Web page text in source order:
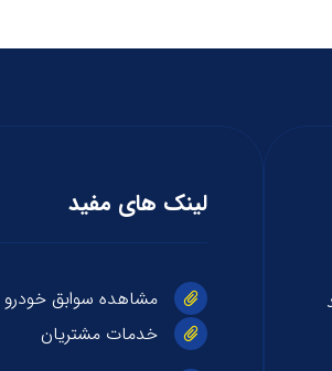
لینک های مفید
مشاهده سوابق خودرو
خدمات مشتریان